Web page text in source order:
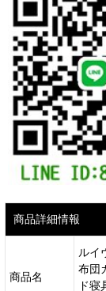
商品詳細情報
商品名
ルイ
布団
ド